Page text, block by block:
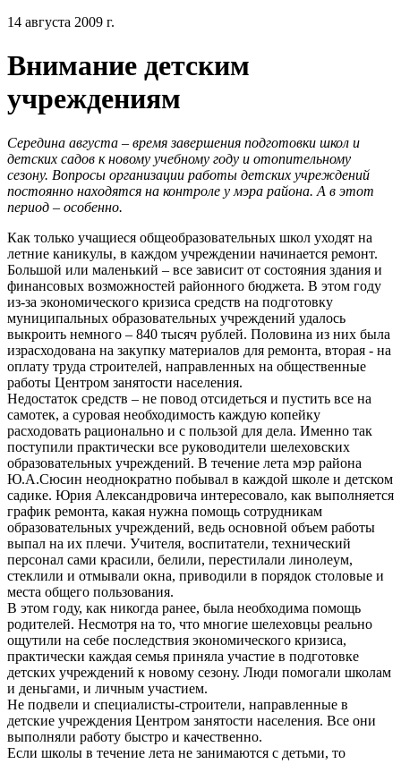
14 августа 2009 г.
Внимание детским
учреждениям
Середина августа – время завершения подготовки школ и
детских садов к новому учебному году и отопительному
сезону. Вопросы организации работы детских учреждений
постоянно находятся на контроле у мэра района. А в этот
период – особенно.
Как только учащиеся общеобразовательных школ уходят на
летние каникулы, в каждом учреждении начинается ремонт.
Большой или маленький – все зависит от состояния здания и
финансовых возможностей районного бюджета. В этом году
из-за экономического кризиса средств на подготовку
муниципальных образовательных учреждений удалось
выкроить немного – 840 тысяч рублей. Половина из них была
израсходована на закупку материалов для ремонта, вторая - на
оплату труда строителей, направленных на общественные
работы Центром занятости населения.
Недостаток средств – не повод отсидеться и пустить все на
самотек, а суровая необходимость каждую копейку
расходовать рационально и с пользой для дела. Именно так
поступили практически все руководители шелеховских
образовательных учреждений. В течение лета мэр района
Ю.А.Сюсин неоднократно побывал в каждой школе и детском
садике. Юрия Александровича интересовало, как выполняется
график ремонта, какая нужна помощь сотрудникам
образовательных учреждений, ведь основной объем работы
выпал на их плечи. Учителя, воспитатели, технический
персонал сами красили, белили, перестилали линолеум,
стеклили и отмывали окна, приводили в порядок столовые и
места общего пользования.
В этом году, как никогда ранее, была необходима помощь
родителей. Несмотря на то, что многие шелеховцы реально
ощутили на себе последствия экономического кризиса,
практически каждая семья приняла участие в подготовке
детских учреждений к новому сезону. Люди помогали школам
и деньгами, и личным участием.
Не подвели и специалисты-строители, направленные в
детские учреждения Центром занятости населения. Все они
выполняли работу быстро и качественно.
Если школы в течение лета не занимаются с детьми, то